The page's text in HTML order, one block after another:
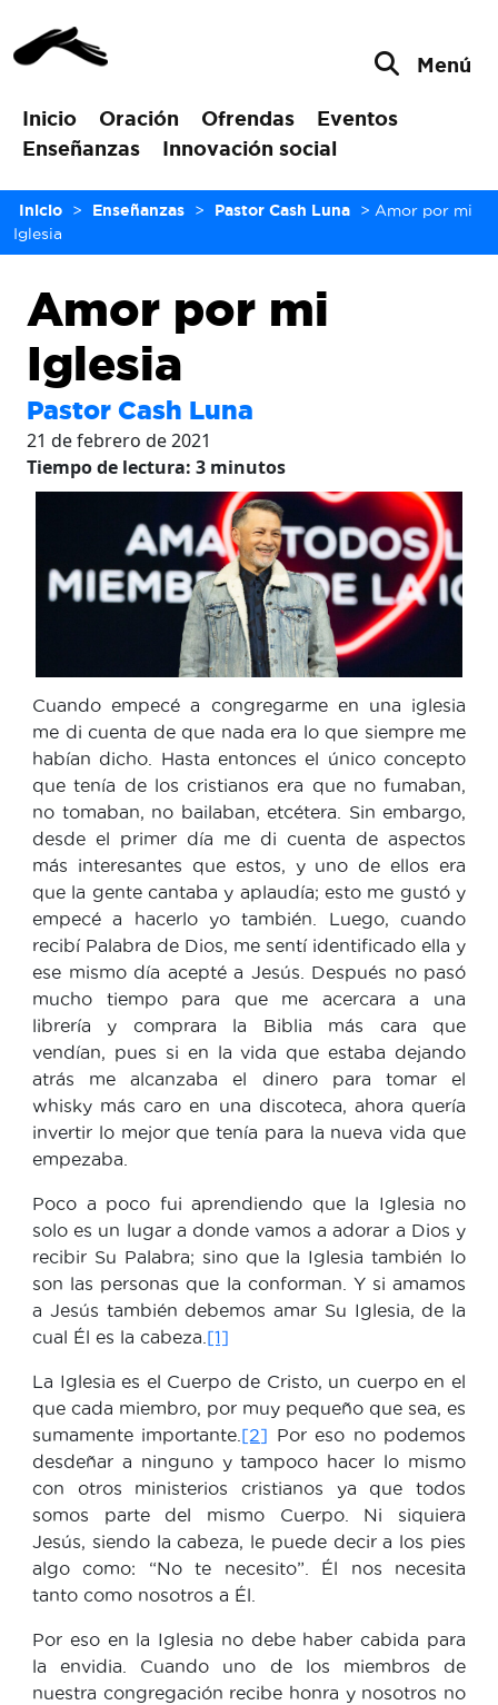
Inicio Oración Ofrendas
Eventos
Enseñanzas
Innovación social
Menú
Inicio > Enseñanzas > Pastor Cash Luna > Amor por mi
Iglesia
Amor por mi
Iglesia
Pastor Cash Luna
21 de febrero de 2021
Tiempo de lectura: 3 minutos
Cuando empecé a congregarme en una iglesia
me di cuenta de que nada era lo que siempre me
habían dicho. Hasta entonces el único concepto
que tenía de los cristianos era que no fumaban,
no tomaban, no bailaban, etcétera. Sin embargo,
desde el primer día me di cuenta de aspectos
más interesantes que estos, y uno de ellos era
que la gente cantaba y aplaudía; esto me gustó y
empecé a hacerlo yo también. Luego, cuando
recibí Palabra de Dios, me sentí identificado ella y
ese mismo día acepté a Jesús. Después no pasó
mucho tiempo para que me acercara a una
librería y comprara la Biblia más cara que
vendían, pues si en la vida que estaba dejando
atrás me alcanzaba el dinero para tomar el
whisky más caro en una discoteca, ahora quería
invertir lo mejor que tenía para la nueva vida que
empezaba.
Poco a poco fui aprendiendo que la Iglesia no
solo es un lugar a donde vamos a adorar a Dios y
recibir Su Palabra; sino que la Iglesia también lo
son las personas que la conforman. Y si amamos
a Jesús también debemos amar Su Iglesia, de la
cual Él es la cabeza. [1]
La Iglesia es el Cuerpo de Cristo, un cuerpo en el
que cada miembro, por muy pequeño que sea, es
sumamente importante. [2] Por eso no podemos
desdeñar a ninguno y tampoco hacer lo mismo
con otros ministerios cristianos ya que todos
somos parte del mismo Cuerpo. Ni siquiera
Jesús, siendo la cabeza, le puede decir a los pies
algo como: “No te necesito”. Él nos necesita
tanto como nosotros a Él.
Por eso en la Iglesia no debe haber cabida para
la envidia. Cuando uno de los miembros de
nuestra congregación recibe honra y nosotros no